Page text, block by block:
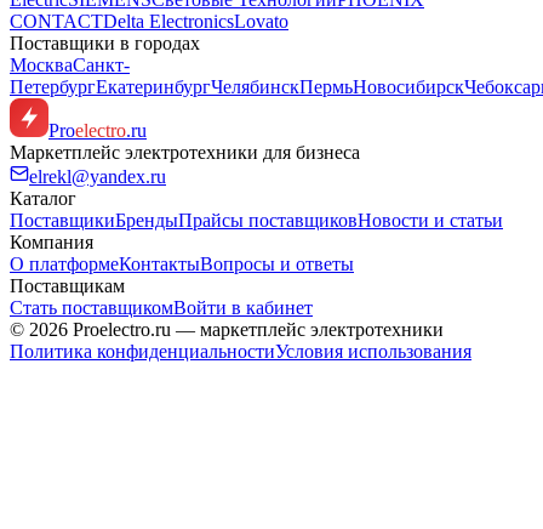
CONTACTDelta ElectronicsLovato
Поставщики в городах
МоскваСанкт-
ПетербургЕкатеринбургЧелябинскПермьНовосибирск
Proelectro.ru
Маркетплейс электротехники для бизнеса
elrekl@yandex.ru
Каталог
ПоставщикиБрендыПрайсы поставщиковНовости и статьи
Компания
О платформеКонтактыВопросы и ответы
Поставщикам
Стать поставщикомВойти в кабинет
© 2026 Proelectro.ru — маркетплейс электротехники
Политика конфиденциальностиУсловия использования